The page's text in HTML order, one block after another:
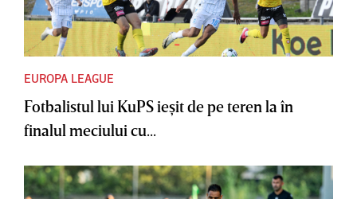
EUROPA LEAGUE
Fotbalistul lui KuPS ieşit de pe teren la în
finalul meciului cu...